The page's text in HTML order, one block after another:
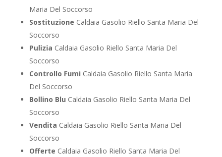
Maria Del Soccorso
Sostituzione Caldaia Gasolio Riello Santa Maria Del
Soccorso
Pulizia Caldaia Gasolio Riello Santa Maria Del
Soccorso
Controllo Fumi Caldaia Gasolio Riello Santa Maria
Del Soccorso
Bollino Blu Caldaia Gasolio Riello Santa Maria Del
Soccorso
Vendita Caldaia Gasolio Riello Santa Maria Del
Soccorso
Offerte Caldaia Gasolio Riello Santa Maria Del